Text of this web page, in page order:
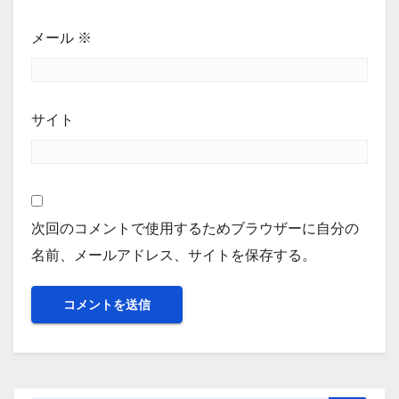
メール ※
サイト
次回のコメントで使用するためブラウザーに自分の
名前、メールアドレス、サイトを保存する。